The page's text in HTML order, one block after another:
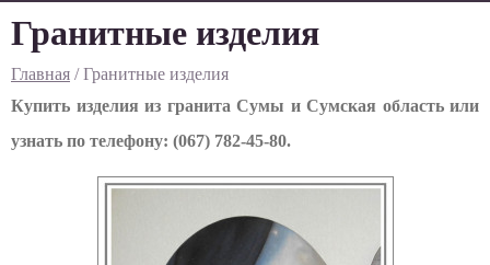
Гранитные изделия
Главная / Гранитные изделия
Купить изделия из гранита Сумы и Сумская область или
узнать по телефону: (067) 782-45-80.